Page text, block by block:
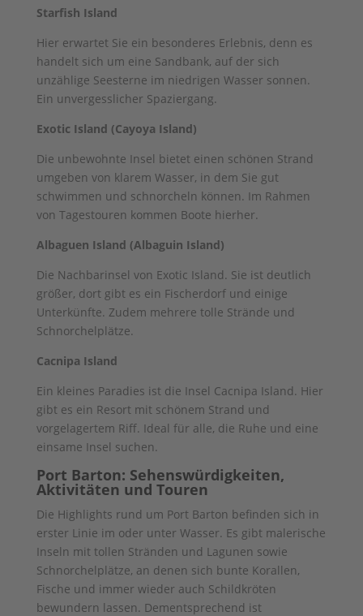
Starfish Island
Hier erwartet Sie ein besonderes Erlebnis, denn es
handelt sich um eine Sandbank, auf der sich
unzählige Seesterne im niedrigen Wasser sonnen.
Ein unvergesslicher Spaziergang.
Exotic Island (Cayoya Island)
Die unbewohnte Insel bietet einen schönen Strand
umgeben von klarem Wasser, in dem Sie gut
schwimmen und schnorcheln können. Im Rahmen
von Tagestouren kommen Boote hierher.
Albaguen Island (Albaguin Island)
Die Nachbarinsel von Exotic Island. Sie ist deutlich
größer, dort gibt es ein Fischerdorf und einige
Unterkünfte. Zudem mehrere tolle Strände und
Schnorchelplätze.
Cacnipa Island
Ein kleines Paradies ist die Insel Cacnipa Island. Hier
gibt es ein Resort mit schönem Strand und
vorgelagertem Riff. Ideal für alle, die Ruhe und eine
einsame Insel suchen.
Port Barton: Sehenswürdigkeiten,
Aktivitäten und Touren
Die Highlights rund um Port Barton befinden sich in
erster Linie im oder unter Wasser. Es gibt malerische
Inseln mit tollen Stränden und Lagunen sowie
Schnorchelplätze, an denen sich bunte Korallen,
Fische und immer wieder auch Schildkröten
bewundern lassen. Dementsprechend ist